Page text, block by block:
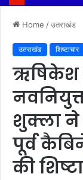
Home /उतराखंड
उतराखंड शिष्टाचार
ऋषिकेश
शुक्ला
पूर्व
की